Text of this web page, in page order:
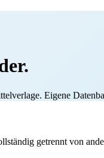
Eigene
getrennt von